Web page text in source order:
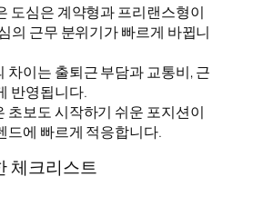
도심은 계약형과 프리랜스형이
의 근무 분위기가 빠르게 바뀝니
차이는 출퇴근 부담과 교통비, 근
반영됩니다.
초보도 시작하기 쉬운 포지션이
드에 빠르게 적응합니다.
체크리스트